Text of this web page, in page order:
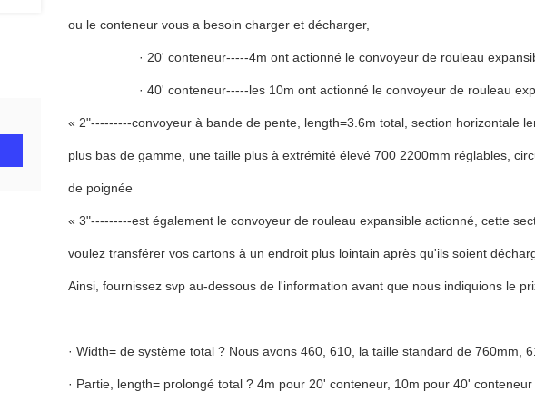
ou le conteneur vous a besoin charger et décharger,
· 20' conteneur-----4m ont actionné le convoyeur de rouleau
· 40' conteneur-----les 10m ont actionné le convoyeur de rouleau
« 2"---------convoyeur à bande de pente, length=3.6m total, section horizontale
plus bas de gamme, une taille plus à extrémité élevé 700 2200mm réglables,
de poignée
« 3"---------est également le convoyeur de rouleau expansible actionné, cette
voulez transférer vos cartons à un endroit plus lointain après qu'ils soient
Ainsi, fournissez svp au-dessous de l'information avant que nous indiquions le
· Width= de système total ? Nous avons 460, 610, la taille standard de 760mm,
· Partie, length= prolongé total ? 4m pour 20' conteneur, 10m pour 40' conteneur